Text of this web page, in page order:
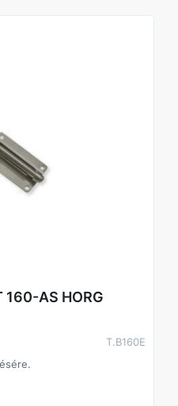
160-AS HORG
T.B160E